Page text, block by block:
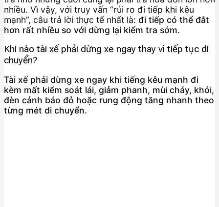
nhiều. Vì vậy, với truy vấn “rủi ro đi tiếp khi kêu
mạnh”, câu trả lời thực tế nhất là: đi tiếp có thể đắt
hơn rất nhiều so với dừng lại kiểm tra sớm.
Khi nào tài xế phải dừng xe ngay thay vì tiếp tục di
chuyển?
Tài xế phải dừng xe ngay khi tiếng kêu mạnh đi
kèm mất kiểm soát lái, giảm phanh, mùi cháy, khói,
đèn cảnh báo đỏ hoặc rung động tăng nhanh theo
từng mét di chuyển.